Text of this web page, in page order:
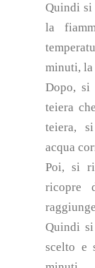
Quindi si
la
minuti, la
Dopo, si
teiera
teiera,
acqua
Poi, si
ricopre
Quindi
scelto e